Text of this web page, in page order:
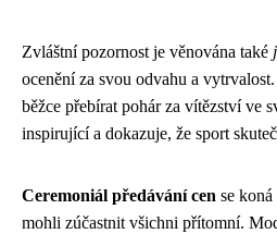
Zvláštní pozornost je věnována také
ocenění za svou odvahu a
běžce přebírat pohár za vítězství ve
inspirující a dokazuje, že sport
Ceremoniál předávání cen se
mohli zúčastnit všichni přítomní.